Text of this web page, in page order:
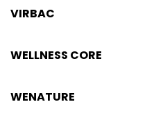
VIRBAC
WELLNESS CORE
WENATURE